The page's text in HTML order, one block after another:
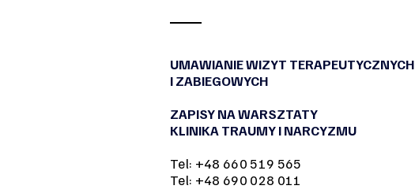
UMAWIANIE WIZYT TERAPEUTYCZNYCH
I ZABIEGOWYCH
ZAPISY NA WARSZTATY
KLINIKA TRAUMY I NARCYZMU
Tel: +48 660 519 565
Tel: +48 690 028 011